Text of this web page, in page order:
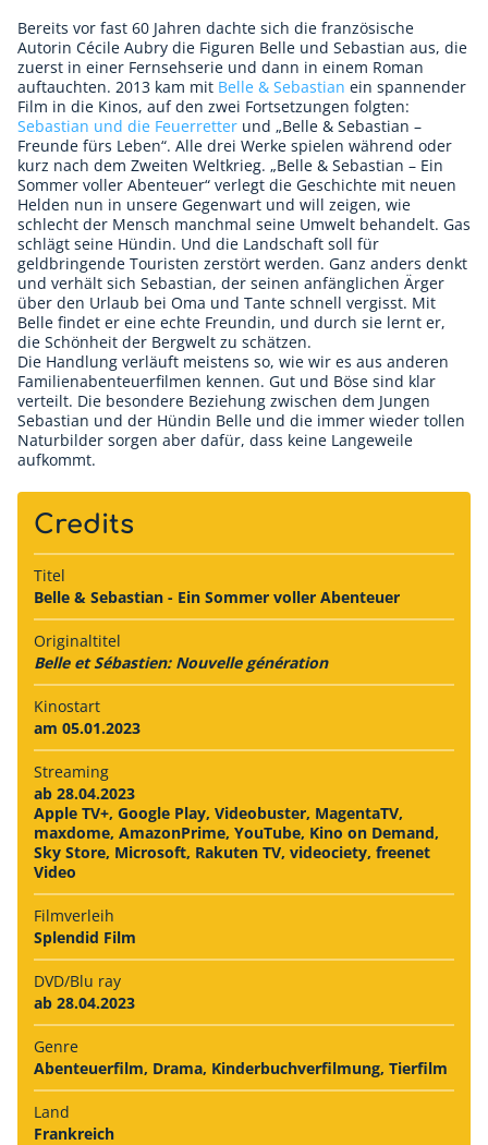
Bereits vor fast 60 Jahren dachte sich die französische
Autorin Cécile Aubry die Figuren Belle und Sebastian aus, die
zuerst in einer Fernsehserie und dann in einem Roman
auftauchten. 2013 kam mit Belle & Sebastian ein spannender
Film in die Kinos, auf den zwei Fortsetzungen folgten:
Sebastian und die Feuerretter und „Belle & Sebastian –
Freunde fürs Leben“. Alle drei Werke spielen während oder
kurz nach dem Zweiten Weltkrieg. „Belle & Sebastian – Ein
Sommer voller Abenteuer“ verlegt die Geschichte mit neuen
Helden nun in unsere Gegenwart und will zeigen, wie
schlecht der Mensch manchmal seine Umwelt behandelt. Gas
schlägt seine Hündin. Und die Landschaft soll für
geldbringende Touristen zerstört werden. Ganz anders denkt
und verhält sich Sebastian, der seinen anfänglichen Ärger
über den Urlaub bei Oma und Tante schnell vergisst. Mit
Belle findet er eine echte Freundin, und durch sie lernt er,
die Schönheit der Bergwelt zu schätzen.
Die Handlung verläuft meistens so, wie wir es aus anderen
Familienabenteuerfilmen kennen. Gut und Böse sind klar
verteilt. Die besondere Beziehung zwischen dem Jungen
Sebastian und der Hündin Belle und die immer wieder tollen
Naturbilder sorgen aber dafür, dass keine Langeweile
aufkommt.
Credits
Titel
Belle & Sebastian - Ein Sommer voller Abenteuer
Originaltitel
Belle et Sébastien: Nouvelle génération
Kinostart
am 05.01.2023
Streaming
ab 28.04.2023
Apple TV+, Google Play, Videobuster, MagentaTV,
maxdome, AmazonPrime, YouTube, Kino on Demand,
Sky Store, Microsoft, Rakuten TV, videociety, freenet
Video
Filmverleih
Splendid Film
DVD/Blu ray
ab 28.04.2023
Genre
Abenteuerfilm, Drama, Kinderbuchverfilmung, Tierfilm
Land
Frankreich